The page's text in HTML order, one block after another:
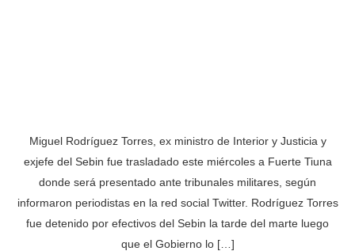
Miguel Rodríguez Torres, ex ministro de Interior y Justicia y
exjefe del Sebin fue trasladado este miércoles a Fuerte Tiuna
donde será presentado ante tribunales militares, según
informaron periodistas en la red social Twitter. Rodríguez Torres
fue detenido por efectivos del Sebin la tarde del marte luego
que el Gobierno lo […]